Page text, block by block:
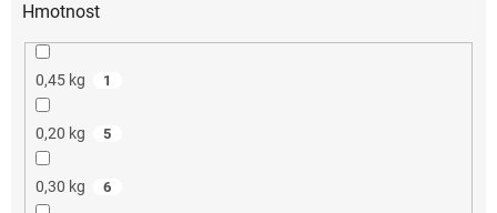
Hmotnost
0,45 kg 1
0,20 kg 5
0,30 kg 6